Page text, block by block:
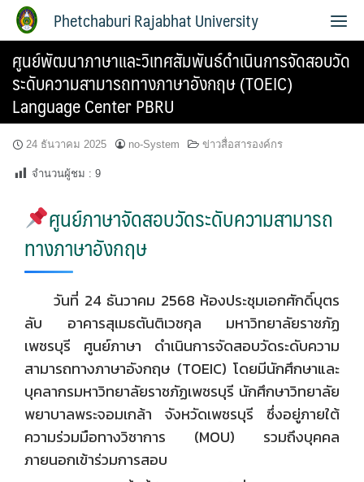
Phetchaburi Rajabhat University
ศูนย์พัฒนาภาษาและวิเทศสัมพันธ์ดำเนินการจัดสอบวัด
ระดับความสามารถทางภาษาอังกฤษ (TOEIC)
Language Center PBRU
24 ธันวาคม 2025 no-System ข่าวสื่อสารองค์กร
จำนวนผู้ชม : 9
ศูนย์ภาษาจัดสอบวัดระดับความสามารถ
ทางภาษาอังกฤษ
วันที่ 24 ธันวาคม 2568 ห้องประชุมเอกศักดิ์บุตร
ลับ อาคารสุเมธตันติเวชกุล มหาวิทยาลัยราชภัฏ
เพชรบุรี ศูนย์ภาษา ดำเนินการจัดสอบวัดระดับความ
สามารถทางภาษาอังกฤษ (TOEIC) โดยมีนักศึกษาและ
บุคลากรมหาวิทยาลัยราชภัฏเพชรบุรี นักศึกษาวิทยาลัย
พยาบาลพระจอมเกล้า จังหวัดเพชรบุรี ซึ่งอยู่ภายใต้
ความร่วมมือทางวิชาการ (MOU) รวมถึงบุคคล
ภายนอกเข้าร่วมการสอบ